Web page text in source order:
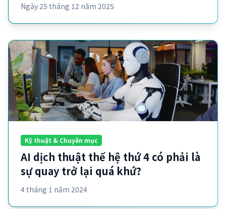
Ngày 25 tháng 12 năm 2025
Kỹ thuật & Chuyên mục
AI dịch thuật thế hệ thứ 4 có phải là
sự quay trở lại quá khứ?
4 tháng 1 năm 2024